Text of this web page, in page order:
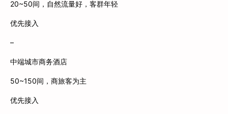
20~50间，自然流量好，客群年轻
优先接入
–
中端城市商务酒店
50~150间，商旅客为主
优先接入